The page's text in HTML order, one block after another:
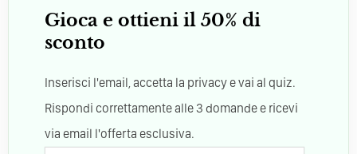
Gioca e ottieni il 50% di
sconto
Inserisci l'email, accetta la privacy e vai al quiz.
Rispondi correttamente alle 3 domande e ricevi
via email l'offerta esclusiva.